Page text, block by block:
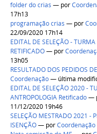
folder do crias — por
17h13
programação crias — por
22/09/2020 17h14
EDITAL DE SELEÇÃO -
RETIFICADO— por
13h05
RESULTADO DOS PEDIDOS
Coordenação— última
EDITAL DE SELEÇÃO 2020 -
ANTROPOLOGIA Retificado—
11/12/2020 19h46
SELEÇÃO MESTRADO 2021 -
ISENÇÃO— porCoordenação